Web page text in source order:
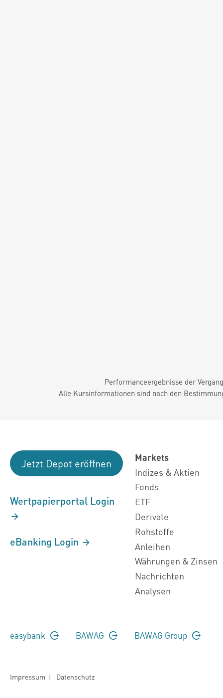
Performanceergebnisse der
Alle Kursinformationen sind nach den
Jetzt Depot eröffnen
Wertpapierportal Login
eBanking Login
Markets
Indizes & Aktien
Fonds
ETF
Derivate
Rohstoffe
Anleihen
Währungen & Zinsen
Nachrichten
Analysen
easybank BAWAG BAWAG Group
Impressum | Datenschutz